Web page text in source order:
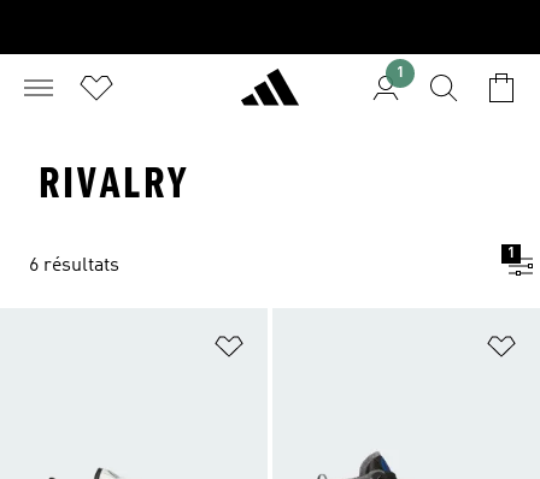
1
RIVALRY
6 résultats
1
Ajouter à la Liste de produits